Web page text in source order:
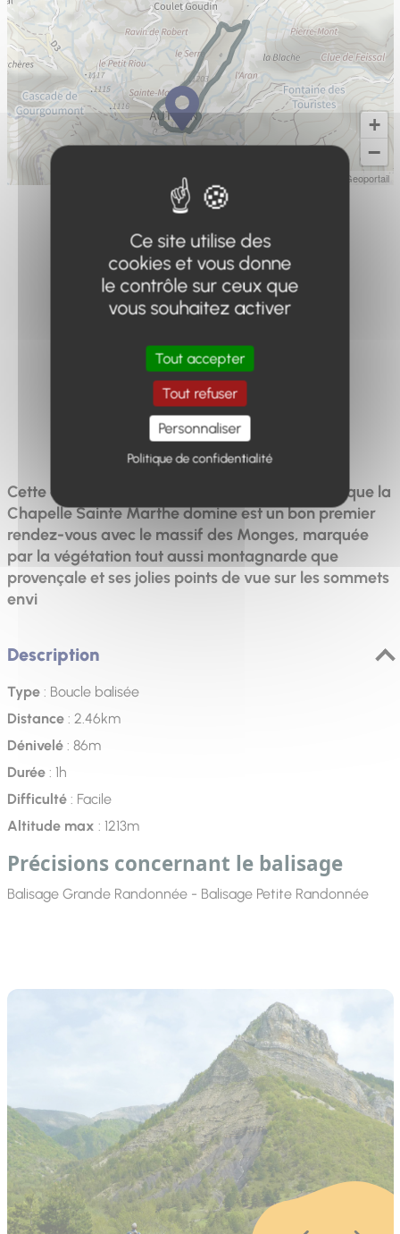
+
−
IGN-F/Geoportail
Distance
2.46km
Dénivelé
86m
Durée
Difficulté
Facile
Cette courte balade sur les hauteurs du village que la
Chapelle Sainte Marthe domine est un bon premier
rendez-vous avec le massif des Monges, marquée
par la végétation tout aussi montagnarde que
provençale et ses jolies points de vue sur les sommets
envi
Description
Type: Boucle balisée
Distance: 2.46km
Dénivelé: 86m
Durée: 1h
Difficulté: Facile
Altitude max : 1213m
Précisions concernant le balisage
Balisage Grande Randonnée - Balisage Petite Randonnée
Ce site utilise des
cookies et vous donne
le contrôle sur ceux que
vous souhaitez activer
Tout accepter
Tout refuser
Personnaliser
Politique de confidentialité